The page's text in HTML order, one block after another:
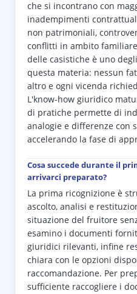
che si incontrano con
inadempimenti
non patrimoniali,
conflitti in ambito
delle casistiche è uno
questa materia: nessun
altro e ogni vicenda
L'know-how giuridico
di pratiche permette di
analogie e differenze con
accelerando la fase di
Cosa succede durante il
arrivarci preparato?
La prima ricognizione è
ascolto, analisi e
situazione del fruitore
esamino i documenti
giuridici rilevanti, infine
chiara con le opzioni
raccomandazione. Per
sufficiente raccogliere i